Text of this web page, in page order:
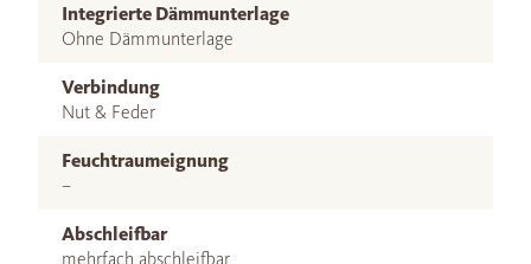
Integrierte Dämmunterlage
Ohne Dämmunterlage
Verbindung
Nut & Feder
Feuchtraumeignung
–
Abschleifbar
mehrfach abschleifbar